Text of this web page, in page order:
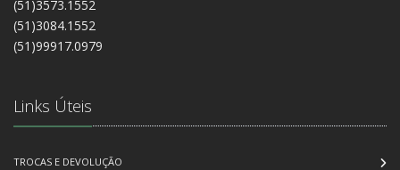
(51)3573.1552
(51)3084.1552
(51)99917.0979
Links Úteis
TROCAS E DEVOLUÇÃO